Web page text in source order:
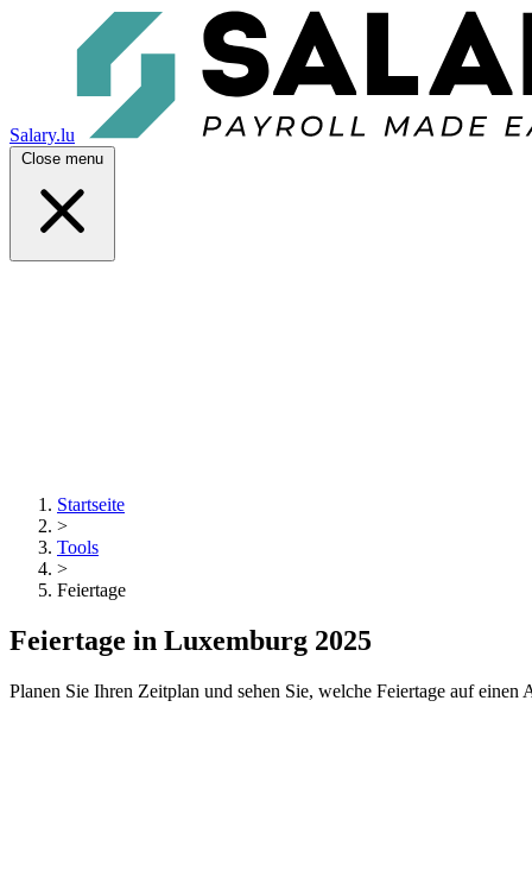
Salary.lu
Close menu
Startseite
>
Tools
>
Feiertage
Feiertage in Luxemburg 2025
Planen Sie Ihren Zeitplan und sehen Sie, welche Feiertage auf